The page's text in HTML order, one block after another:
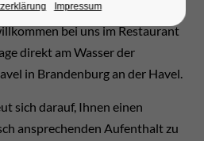
bei uns im Restaurant
direkt am Wasser der
in Brandenburg an der Havel.
sich darauf, Ihnen einen
ansprechenden Aufenthalt zu
Impressum